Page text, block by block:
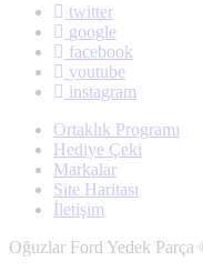
twitter
google
facebook
youtube
instagram
Ortaklık Programı
Hediye Çeki
Markalar
Site Haritası
İletişim
Oğuzlar Ford Yedek Parça